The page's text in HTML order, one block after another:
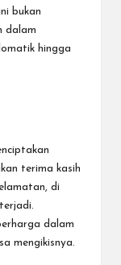
bukan
dalam
hingga
terima kasih
di
dalam
mengikisnya.